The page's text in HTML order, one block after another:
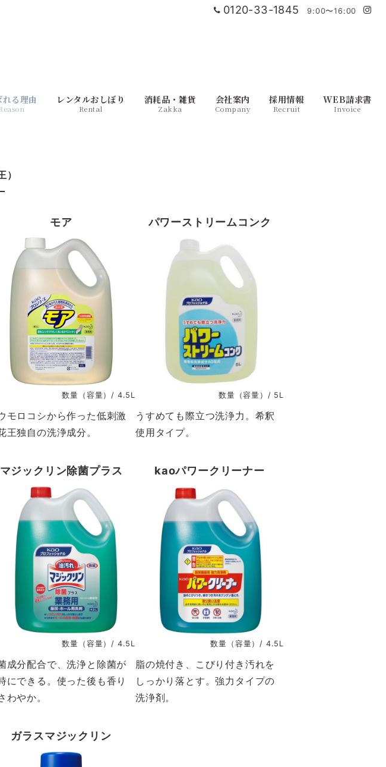
0120-33-1845 9:00〜16:00
れる理由 レンタルおしぼり
Rental
消耗品・雑貨
Zakka
会社案内
Company
採用情報
Recruit
WEB請求書
Invoice
）
モア
数量（容量）/ 4.5L
モロコシから作った低刺激
王独自の洗浄成分。
パワーストリームコンク
数量（容量）/ 5L
うすめても際立つ洗浄力。希釈
使用タイプ。
マジックリン除菌プラス
数量（容量）/ 4.5L
成分配合で、洗浄と除菌が
にできる。使った後も香り
わやか。
kaoパワークリーナー
数量（容量）/ 4.5L
脂の焼付き、こびり付き汚れを
しっかり落とす。強力タイプの
洗浄剤。
ガラスマジックリン